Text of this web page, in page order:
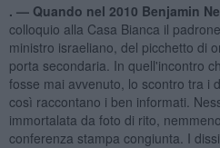
. — Quando nel 2010 Benjamin
colloquio alla Casa Bianca il
ministro israeliano, del picchetto di
porta secondaria. In quell'incontro
fosse mai avvenuto, lo scontro tra i
così raccontano i ben informati.
immortalata da foto di rito,
conferenza stampa congiunta. I